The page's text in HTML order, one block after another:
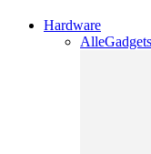
Hardware
AlleGadgets